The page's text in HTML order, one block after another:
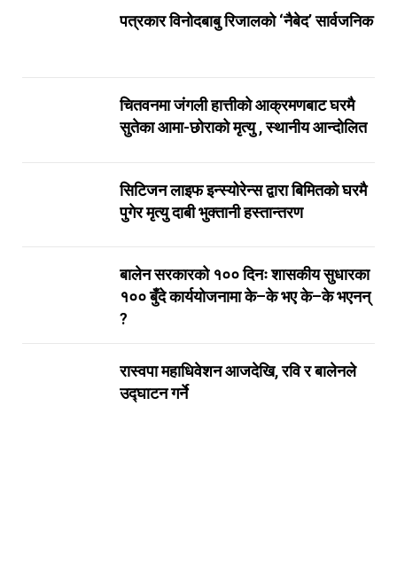
पत्रकार विनोदबाबु रिजालको ‘नैबेद’ सार्वजनिक
चितवनमा जंगली हात्तीको आक्रमणबाट घरमै
सुतेका आमा-छोराको मृत्यु , स्थानीय आन्दोलित
सिटिजन लाइफ इन्स्योरेन्स द्वारा बिमितको घरमै
पुगेर मृत्यु दाबी भुक्तानी हस्तान्तरण
बालेन सरकारको १०० दिनः शासकीय सुधारका
१०० बुँदे कार्ययोजनामा के–के भए के–के भएनन्
?
रास्वपा महाधिवेशन आजदेखि, रवि र बालेनले
उद्‍घाटन गर्ने